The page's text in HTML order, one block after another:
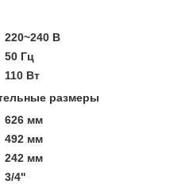
220~240 В
50 Гц
110 Вт
размеры
626 мм
492 мм
242 мм
3/4"